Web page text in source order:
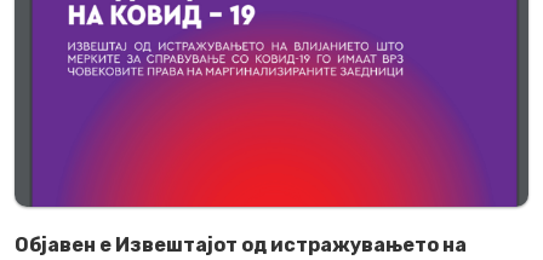
Објавен е Извештајот од истражувањето на